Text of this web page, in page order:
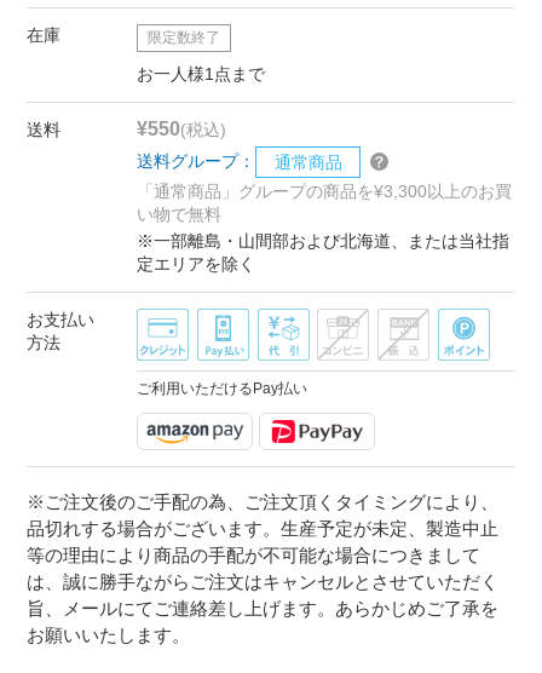
在庫 限定数終了
お一人様1点まで
送料 ¥550(税込)
送料グループ：
通常商品
「通常商品」グループの商品を¥3,300以上のお買
い物で無料
※一部離島・山間部および北海道、または当社指
定エリアを除く
お支払い
方法
ご利用いただけるPay払い
※ご注文後のご手配の為、ご注文頂くタイミングにより、
品切れする場合がございます。生産予定が未定、製造中止
等の理由により商品の手配が不可能な場合につきまして
は、誠に勝手ながらご注文はキャンセルとさせていただく
旨、メールにてご連絡差し上げます。あらかじめご了承を
お願いいたします。